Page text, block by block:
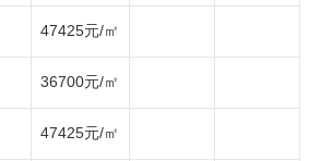
47425元/㎡
36700元/㎡
47425元/㎡